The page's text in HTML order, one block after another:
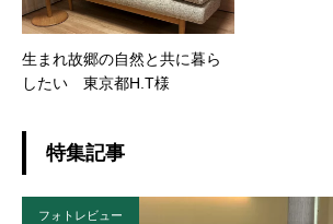
生まれ故郷の自然と共に暮ら
したい 東京都H.T様
特集記事
フォトレビュー